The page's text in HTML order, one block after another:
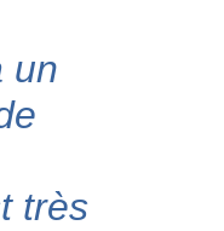
un
très